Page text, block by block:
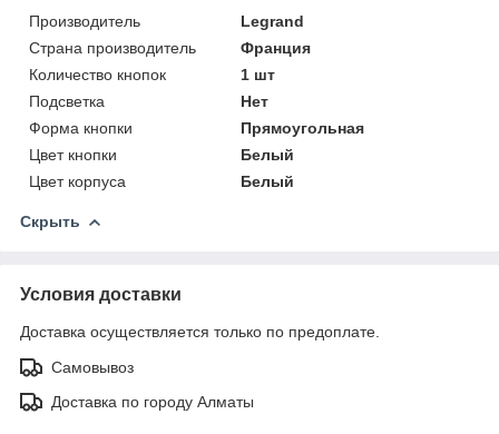
Производитель
Legrand
Страна производитель
Франция
Количество кнопок
1 шт
Подсветка
Нет
Форма кнопки
Прямоугольная
Цвет кнопки
Белый
Цвет корпуса
Белый
Скрыть
Условия доставки
Доставка осуществляется только по предоплате.
Самовывоз
Доставка по городу Алматы